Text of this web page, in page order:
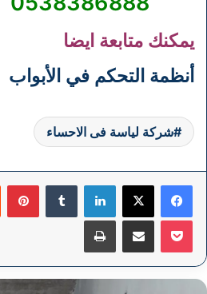
يمكنك متابعة ايضا
أنظمة التحكم في الأبواب
شركة لياسة فى الاحساء
فيسبوك ‫X لينكدإن
‫Pocket مشاركة عبر البريد طباعة